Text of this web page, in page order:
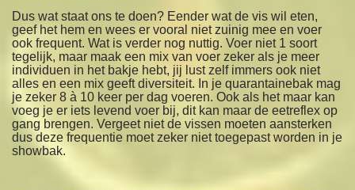
Dus wat staat ons te doen? Eender wat de vis wil eten,
geef het hem en wees er vooral niet zuinig mee en voer
ook frequent. Wat is verder nog nuttig. Voer niet 1 soort
tegelijk, maar maak een mix van voer zeker als je meer
individuen in het bakje hebt, jij lust zelf immers ook niet
alles en een mix geeft diversiteit. In je quarantainebak mag
je zeker 8 à 10 keer per dag voeren. Ook als het maar kan
voeg je er iets levend voer bij, dit kan maar de eetreflex op
gang brengen. Vergeet niet de vissen moeten aansterken
dus deze frequentie moet zeker niet toegepast worden in je
showbak.